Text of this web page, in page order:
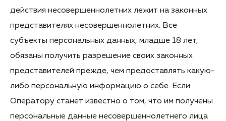
действия несовершеннолетних лежит на законных
представителях несовершеннолетних. Все
субъекты персональных данных, младше 18 лет,
обязаны получить разрешение своих законных
представителей прежде, чем предоставлять какую-
либо персональную информацию о себе. Если
Оператору станет известно о том, что им получены
персональные данные несовершеннолетнего лица